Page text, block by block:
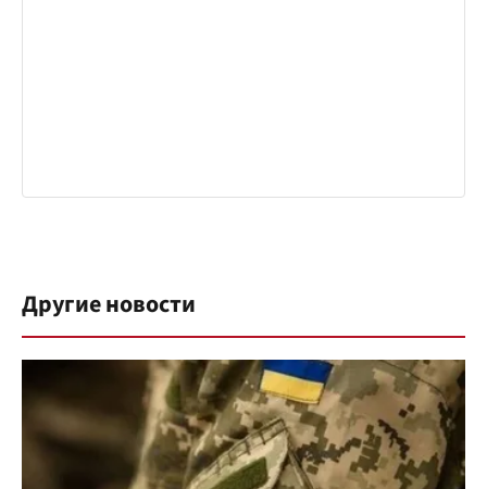
Другие новости